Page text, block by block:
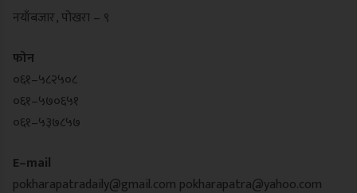
नयाँबजार , पोखरा – ९
फोन
०६१–५८२५०८
०६१–५७०६५१
०६१–५३७८५७
E–mail
pokharapatradaily@gmail.com pokharapatra@yahoo.com